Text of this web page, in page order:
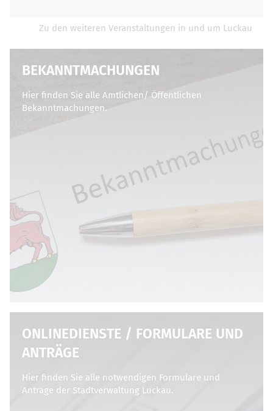
Zu den weiteren Veranstaltungen in und um Luckau
BEKANNTMACHUNGEN
Hier finden Sie alle Amtlichen/ Öffentlichen
Bekanntmachungen.
ONLINEDIENSTE / FORMULARE UND
ANTRÄGE
Hier finden Sie alle notwendigen Formulare und
Anträge der Stadtverwaltung Luckau.